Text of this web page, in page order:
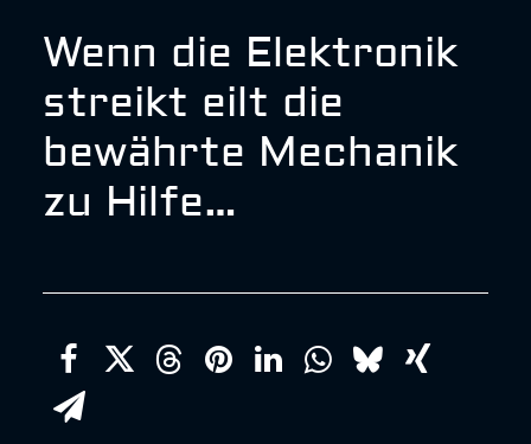
Wenn die Elektronik
streikt eilt die
bewährte Mechanik
zu Hilfe…